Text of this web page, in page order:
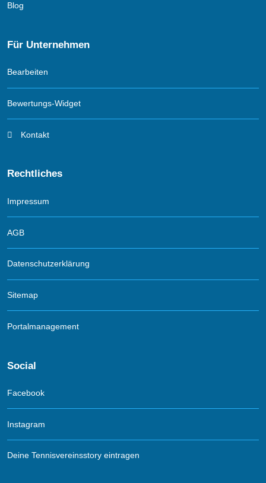
Blog
Für Unternehmen
Bearbeiten
Bewertungs-Widget
Kontakt
Rechtliches
Impressum
AGB
Datenschutzerklärung
Sitemap
Portalmanagement
Social
Facebook
Instagram
Deine Tennisvereinsstory eintragen